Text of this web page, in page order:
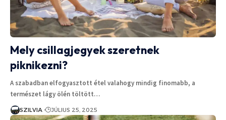
Mely csillagjegyek szeretnek
piknikezni?
A szabadban elfogyasztott étel valahogy mindig finomabb, a
természet lágy ölén töltött…
SZILVIA JÚLIUS 25, 2025